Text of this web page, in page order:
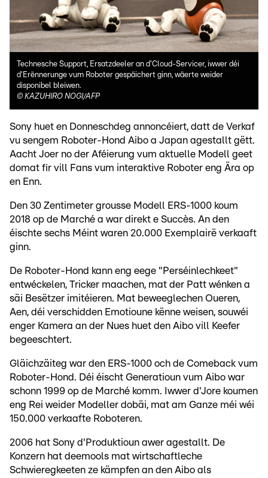
Technesche Support, Ersatzdeeler an d'Cloud-Servicer, iwwer déi
d'Erënnerunge vum Roboter gespäichert ginn, wäerte weider
disponibel bleiwen.
© KAZUHIRO NOGI/AFP
Sony huet en Donneschdeg annoncéiert, datt de Verkaf
vu sengem Roboter-Hond Aibo a Japan agestallt gëtt.
Aacht Joer no der Aféierung vum aktuelle Modell geet
domat fir vill Fans vum interaktive Roboter eng Ära op
en Enn.
Den 30 Zentimeter grousse Modell ERS-1000 koum
2018 op de Marché a war direkt e Succès. An den
éischte sechs Méint waren 20.000 Exemplairë verkaaft
ginn.
De Roboter-Hond kann eng eege "Perséinlechkeet"
entwéckelen, Tricker maachen, mat der Patt wénken a
säi Besëtzer imitéieren. Mat beweeglechen Oueren,
Aen, déi verschidden Emotioune kënne weisen, souwéi
enger Kamera an der Nues huet den Aibo vill Keefer
begeeschtert.
Gläichzäiteg war den ERS-1000 och de Comeback vum
Roboter-Hond. Déi éischt Generatioun vum Aibo war
schonn 1999 op de Marché komm. Iwwer d'Jore koumen
eng Rei weider Modeller dobäi, mat am Ganze méi wéi
150.000 verkaafte Roboteren.
2006 hat Sony d'Produktioun awer agestallt. De
Konzern hat deemools mat wirtschaftleche
Schwieregkeeten ze kämpfen an den Aibo als